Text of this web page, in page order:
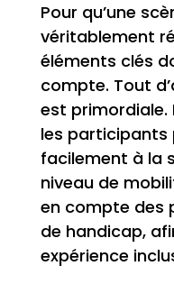
Pour qu’une
véritablement
éléments clés
compte. Tout
est primordiale.
les participants
facilement à la
niveau de
en compte des
de handicap,
expérience